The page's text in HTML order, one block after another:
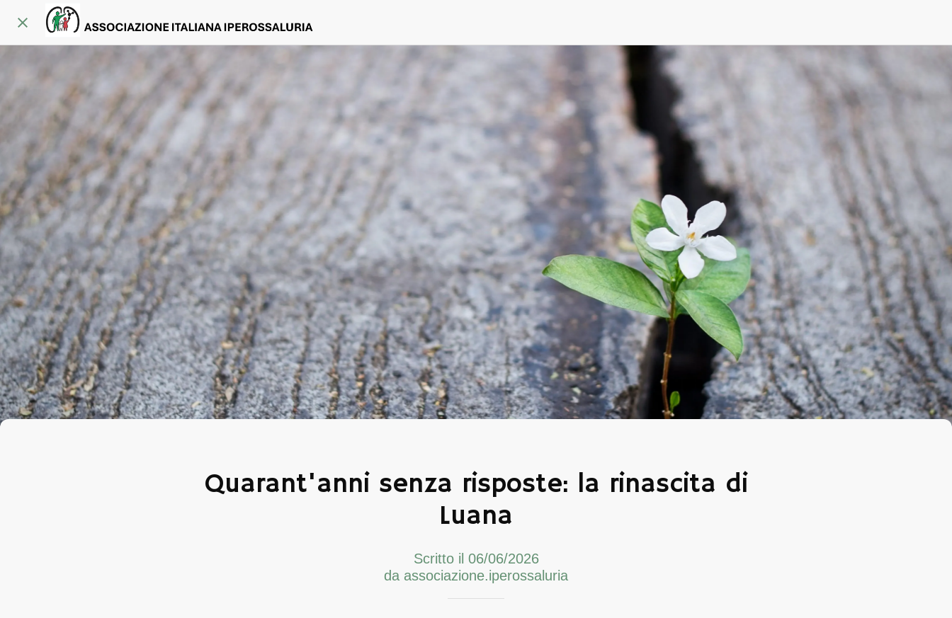
Quarant'anni senza risposte: la rinascita di
Luana
Scritto il 06/06/2026
da associazione.iperossaluria